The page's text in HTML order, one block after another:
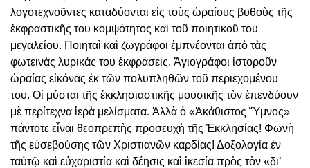
λογοτεχνοῦντες καταδύονται εἰς τοὺς ὡραίους βυθοὺς τῆς
ἐκφραστικῆς του κομψότητος καὶ τοῦ ποιητικοῦ του
μεγαλείου. Ποιηταὶ καὶ ζωγράφοι ἐμπνέονται ἀπὸ τὰς
φωτεινὰς λυρικάς του ἐκφράσεις. Ἁγιογράφοι ἱστοροῦν
ὡραίας εἰκόνας ἐκ τῶν πολυπληθῶν τοῦ περιεχομένου
του. Οἱ μύσται τῆς ἐκκλησιαστικῆς μουσικῆς τὸν ἐπενδύουν
μὲ περίτεχνα ἱερὰ μελίσματα. Ἀλλὰ ὁ «Ἀκάθιστος Ὕμνος»
πάντοτε εἶναι θεοπρεπὴς προσευχὴ τῆς Ἐκκλησίας! Φωνὴ
τῆς εὐσεβούσης τῶν Χριστιανῶν καρδίας! Δοξολογία ἐν
ταὐτῷ καὶ εὐχαριστία καὶ δέησις καὶ ἱκεσία πρὸς τὸν «δι’